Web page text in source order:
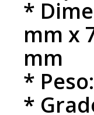
*
mm x
mm
*
*